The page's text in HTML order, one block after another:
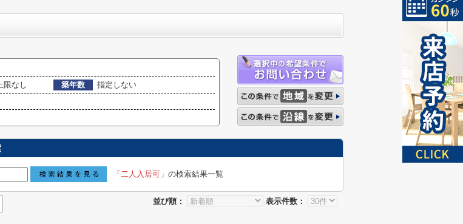
限なし 築年数
指定しない
「二人入居可」 の検索結果一覧
並び順： 表示件数：